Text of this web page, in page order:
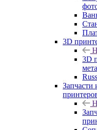
3D
3D
Запчасти